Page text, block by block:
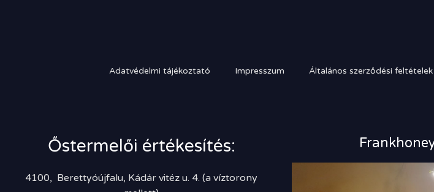
Adatvédelmi tájékoztató Impresszum Általános szerződési feltételek
Őstermelői értékesítés:
4100, Berettyóújfalu, Kádár vitéz u. 4. (a víztorony